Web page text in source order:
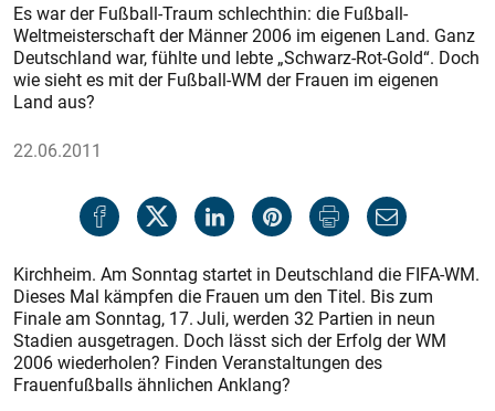
Es war der Fußball-Traum schlechthin: die Fußball-
Weltmeisterschaft der Männer 2006 im eigenen Land. Ganz
Deutschland war, fühlte und lebte „Schwarz-Rot-Gold“. Doch
wie sieht es mit der Fußball-WM der Frauen im eigenen
Land aus?
22.06.2011
Kirchheim. Am Sonntag startet in Deutschland die FIFA-WM.
Dieses Mal kämpfen die Frauen um den Titel. Bis zum
Finale am Sonntag, 17. Juli, werden 32 Partien in neun
Stadien ausgetragen. Doch lässt sich der Erfolg der WM
2006 wiederholen? Finden Veranstaltungen des
Frauenfußballs ähnlichen Anklang?